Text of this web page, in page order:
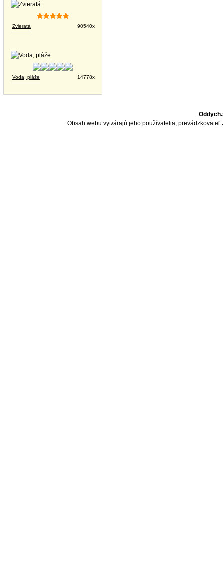
Zvieratá 90540x
Voda, pláže 14778x
Obsah webu vytvárajú jeho používatelia,